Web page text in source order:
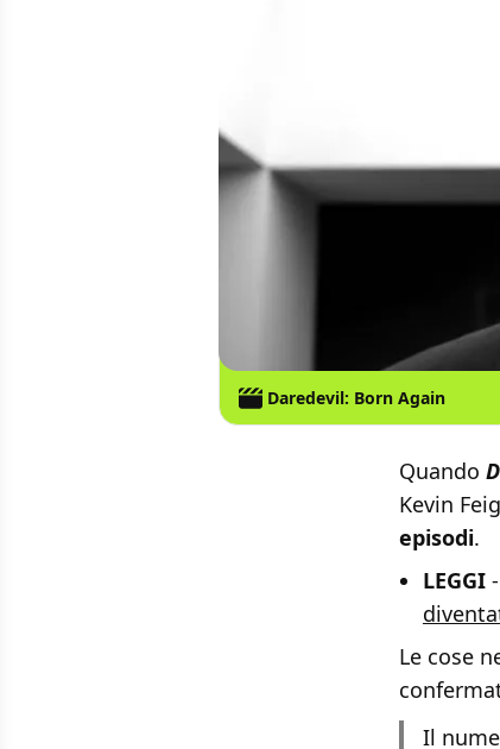
Daredevil: Born Again
Quando
Kevin
episodi.
LEGGI -
Le cose
Il